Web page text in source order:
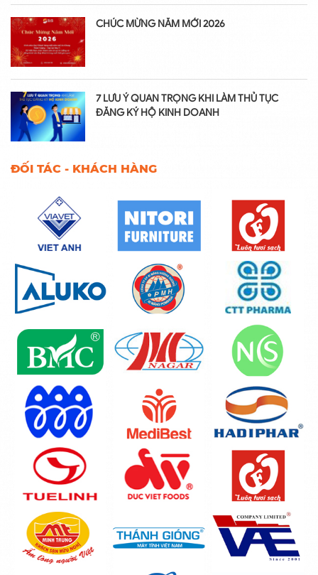
CHÚC MỪNG NĂM MỚI 2026
7 LƯU Ý QUAN TRỌNG KHI LÀM THỦ TỤC
ĐĂNG KÝ HỘ KINH DOANH
ĐỐI TÁC - KHÁCH HÀNG